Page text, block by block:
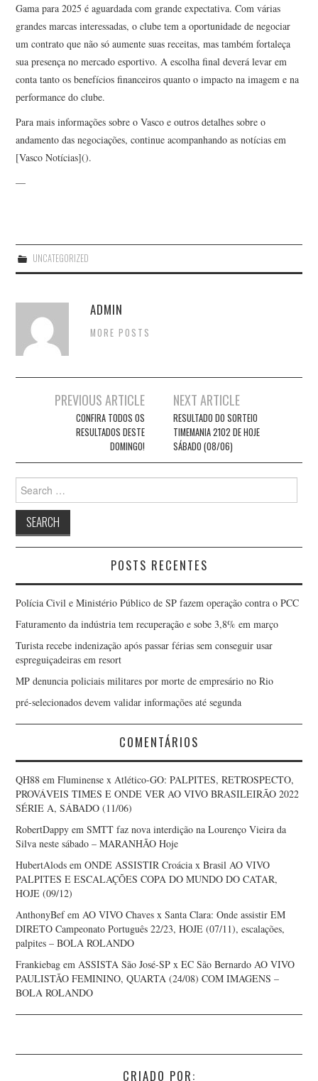
Gama para 2025 é aguardada com grande expectativa. Com várias
grandes marcas interessadas, o clube tem a oportunidade de negociar
um contrato que não só aumente suas receitas, mas também fortaleça
sua presença no mercado esportivo. A escolha final deverá levar em
conta tanto os benefícios financeiros quanto o impacto na imagem e na
performance do clube.
Para mais informações sobre o Vasco e outros detalhes sobre o
andamento das negociações, continue acompanhando as notícias em
[Vasco Notícias]().
—
UNCATEGORIZED
ADMIN
MORE POSTS
navigation
PREVIOUS ARTICLE
CONFIRA TODOS OS
RESULTADOS DESTE
DOMINGO!
NEXT ARTICLE
RESULTADO DO SORTEIO
TIMEMANIA 2102 DE HOJE
SÁBADO (08/06)
for:
POSTS RECENTES
Polícia Civil e Ministério Público de SP fazem operação contra o PCC
Faturamento da indústria tem recuperação e sobe 3,8% em março
Turista recebe indenização após passar férias sem conseguir usar
espreguiçadeiras em resort
MP denuncia policiais militares por morte de empresário no Rio
pré-selecionados devem validar informações até segunda
COMENTÁRIOS
QH88 emFluminense x Atlético-GO: PALPITES, RETROSPECTO,
PROVÁVEIS TIMES E ONDE VER AO VIVO BRASILEIRÃO 2022
SÉRIE A, SÁBADO (11/06)
RobertDappy emSMTT faz nova interdição na Lourenço Vieira da
Silva neste sábado – MARANHÃO Hoje
HubertAlods emONDE ASSISTIR Croácia x Brasil AO VIVO
PALPITES E ESCALAÇÕES COPA DO MUNDO DO CATAR,
HOJE (09/12)
AnthonyBefem AO VIVO Chaves x Santa Clara: Onde assistir EM
DIRETO Campeonato Português 22/23, HOJE (07/11), escalações,
palpites – BOLA ROLANDO
Frankiebag em ASSISTA São José-SP x EC São Bernardo AO VIVO
PAULISTÃO FEMININO, QUARTA (24/08) COM IMAGENS –
BOLA ROLANDO
CRIADO POR: